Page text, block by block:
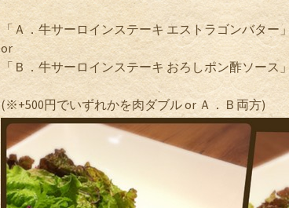
「Ａ．牛サーロインステーキ エストラゴンバター」
or
「Ｂ．牛サーロインステーキ おろしポン酢ソース」
(※+500円でいずれかを肉ダブル or Ａ．Ｂ両方)